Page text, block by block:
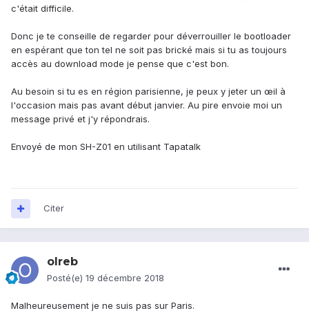
c'était difficile.
Donc je te conseille de regarder pour déverrouiller le bootloader
en espérant que ton tel ne soit pas brické mais si tu as toujours
accès au download mode je pense que c'est bon.
Au besoin si tu es en région parisienne, je peux y jeter un œil à
l'occasion mais pas avant début janvier. Au pire envoie moi un
message privé et j'y répondrais.
Envoyé de mon SH-Z01 en utilisant Tapatalk
Citer
olreb
Posté(e) 19 décembre 2018
Malheureusement je ne suis pas sur Paris.